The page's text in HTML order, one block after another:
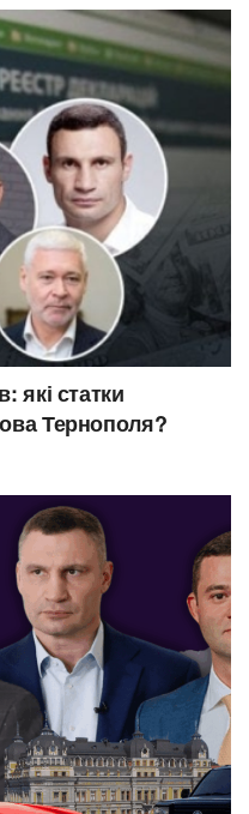
які статки
Тернополя?